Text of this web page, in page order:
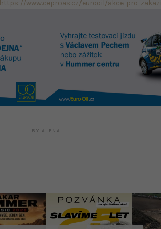
https://www.ceproas.cz/eurooil/akce-pro-
BY ALENA